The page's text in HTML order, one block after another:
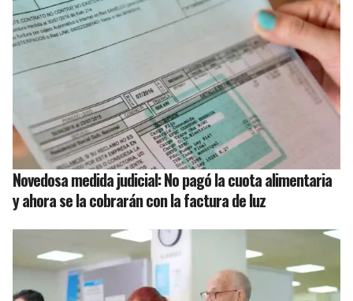
Novedosa medida judicial: No pagó la cuota alimentaria
y ahora se la cobrarán con la factura de luz